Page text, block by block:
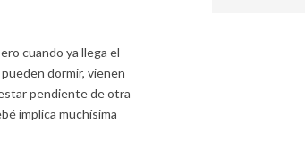
cuando ya llega el
dormir, vienen
pendiente de otra
implica muchísima